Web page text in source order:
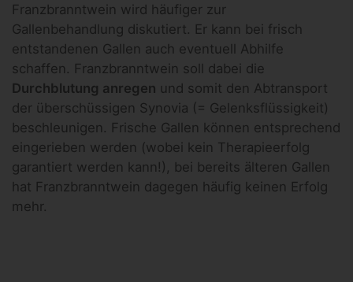
Franzbranntwein wird häufiger zur
Gallenbehandlung diskutiert. Er kann bei frisch
entstandenen Gallen auch eventuell Abhilfe
schaffen. Franzbranntwein soll dabei die
Durchblutung anregen und somit den Abtransport
der überschüssigen Synovia (= Gelenksflüssigkeit)
beschleunigen. Frische Gallen können entsprechend
eingerieben werden (wobei kein Therapieerfolg
garantiert werden kann!), bei bereits älteren Gallen
hat Franzbranntwein dagegen häufig keinen Erfolg
mehr.